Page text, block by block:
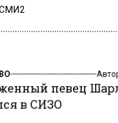
певец
в СИЗО